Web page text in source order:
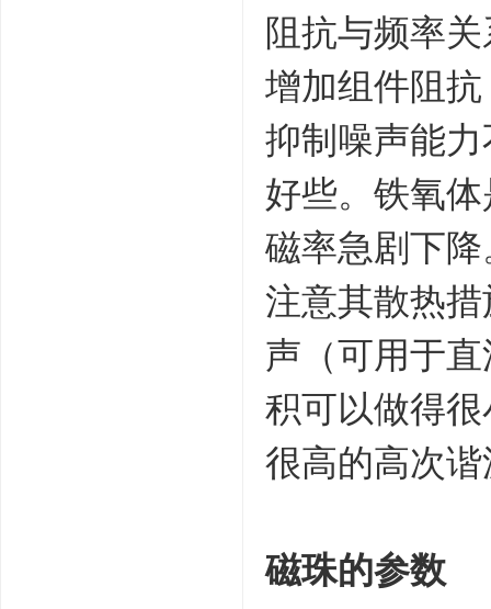
阻抗与频率
增加组件阻
抑制噪声能
好些。铁氧
磁率急剧下
注意其散热
声（可用于
积可以做得
很高的高次
磁珠的参数